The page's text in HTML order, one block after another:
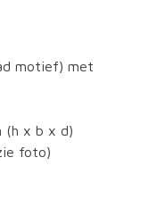
motief) met
(h x b x d)
foto)